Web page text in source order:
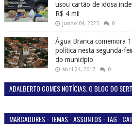
usou cartão de idosa
R$ 4 mil
junho 04, 2025 0
Água Branca comemora
política nesta segunda-
do município
abril 24, 2017 0
ADALBERTO GOMES NOTÍCIAS. O BLOG DO
MARCADORES - TEMAS - ASSUNTOS - TAG -